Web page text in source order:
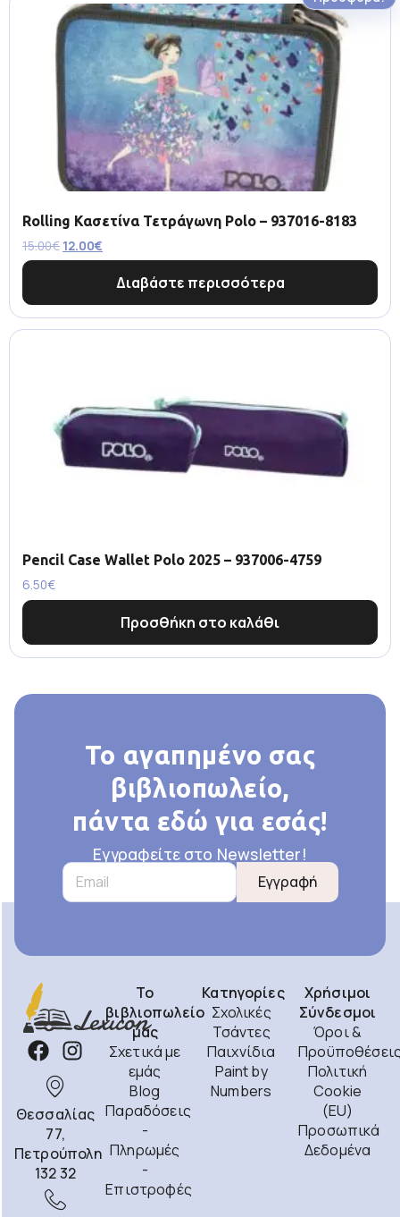
Rolling Κασετίνα Τετράγωνη Polo – 937016-8183
15.00€ 12.00€
Διαβάστε περισσότερα
Pencil Case Wallet Polo 2025 – 937006-4759
6.50€
Προσθήκη στο καλάθι
Το αγαπημένο σας
βιβλιοπωλείο,
πάντα εδώ για εσάς!
Εγγραφείτε στο Newsletter!
Εγγραφή
Θεσσαλίας
77,
Πετρούπολη
132 32
Το
βιβλιοπωλείο
μας
Σχετικά με
εμάς
Blog
Παραδόσεις
-
Πληρωμές
-
Επιστροφές
Κατηγορίες
Σχολικές
Τσάντες
Παιχνίδια
Paint by
Numbers
Χρήσιμοι
Σύνδεσμοι
Όροι &
Πολιτική
Cookie
(EU)
Προσωπικά
Δεδομένα